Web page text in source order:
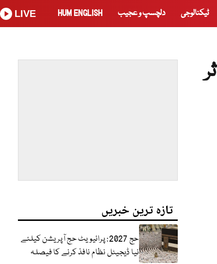
ٹیکنالوجی دلچسپ و عجیب HUM ENGLISH
LIVE
تازہ ترین خبریں
حج 2027: پرائیویٹ حج آپریشن کیلئے
نیا ڈیجیٹل نظام نافذ کرنے کا فیصلہ